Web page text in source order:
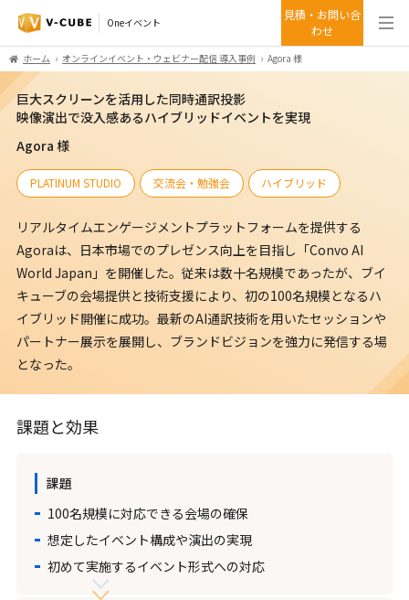
Oneイベント
見積・お問い合
わせ
ホーム オンラインイベント・ウェビナー配信 導入事例 Agora 様
巨大スクリーンを活用した同時通訳投影
映像演出で没入感あるハイブリッドイベントを実現
Agora 様
PLATINUM STUDIO 交流会・勉強会 ハイブリッド
リアルタイムエンゲージメントプラットフォームを提供する
Agoraは、日本市場でのプレゼンス向上を目指し「Convo AI
World Japan」を開催した。従来は数十名規模であったが、ブイ
キューブの会場提供と技術支援により、初の100名規模となるハ
イブリッド開催に成功。最新のAI通訳技術を用いたセッションや
パートナー展示を展開し、ブランドビジョンを強力に発信する場
となった。
課題と効果
課題
100名規模に対応できる会場の確保
想定したイベント構成や演出の実現
初めて実施するイベント形式への対応